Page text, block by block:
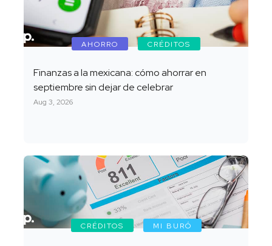
AHORRO CRÉDITOS
Finanzas a la mexicana: cómo ahorrar en
septiembre sin dejar de celebrar
Aug 3, 2026
CRÉDITOS MI BURÓ